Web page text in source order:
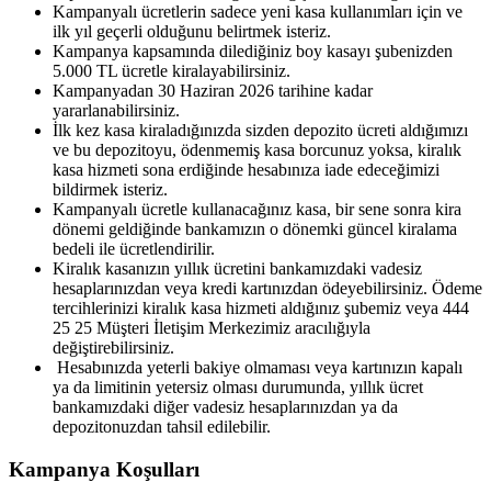
Kampanyalı ücretlerin sadece yeni kasa kullanımları için ve
ilk yıl geçerli olduğunu belirtmek isteriz.
Kampanya kapsamında dilediğiniz boy kasayı şubenizden
5.000 TL ücretle kiralayabilirsiniz.
Kampanyadan 30 Haziran 2026 tarihine kadar
yararlanabilirsiniz.
İlk kez kasa kiraladığınızda sizden depozito ücreti aldığımızı
ve bu depozitoyu, ödenmemiş kasa borcunuz yoksa, kiralık
kasa hizmeti sona erdiğinde hesabınıza iade edeceğimizi
bildirmek isteriz.
Kampanyalı ücretle kullanacağınız kasa, bir sene sonra kira
dönemi geldiğinde bankamızın o dönemki güncel kiralama
bedeli ile ücretlendirilir.
Kiralık kasanızın yıllık ücretini bankamızdaki vadesiz
hesaplarınızdan veya kredi kartınızdan ödeyebilirsiniz. Ödeme
tercihlerinizi kiralık kasa hizmeti aldığınız şubemiz veya 444
25 25 Müşteri İletişim Merkezimiz aracılığıyla
değiştirebilirsiniz.
​ Hesabınızda yeterli bakiye olmaması veya kartınızın kapalı
ya da limitinin yetersiz olması durumunda, yıllık ücret
bankamızdaki diğer vadesiz hesaplarınızdan ya da
depozitonuzdan tahsil edilebilir.
Kampanya Koşulları